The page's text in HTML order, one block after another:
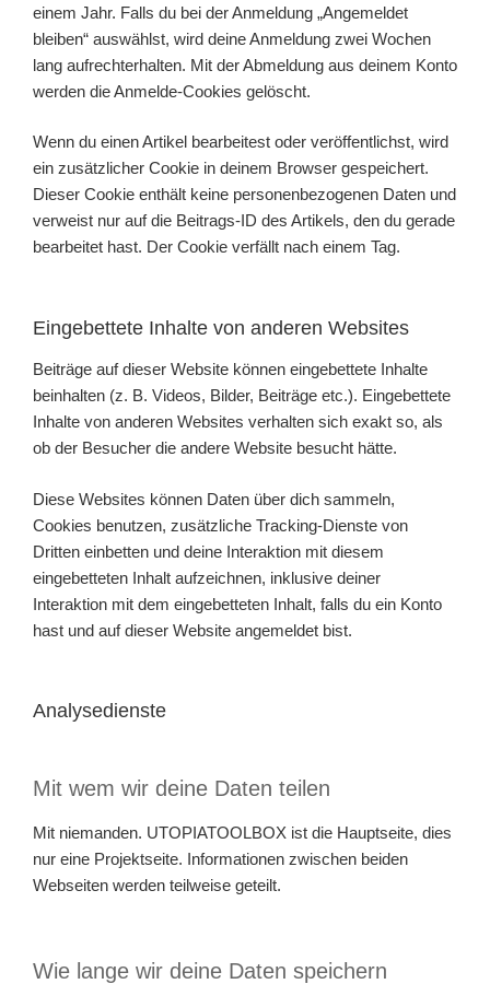
einem Jahr. Falls du bei der Anmeldung „Angemeldet
bleiben“ auswählst, wird deine Anmeldung zwei Wochen
lang aufrechterhalten. Mit der Abmeldung aus deinem Konto
werden die Anmelde-Cookies gelöscht.
Wenn du einen Artikel bearbeitest oder veröffentlichst, wird
ein zusätzlicher Cookie in deinem Browser gespeichert.
Dieser Cookie enthält keine personenbezogenen Daten und
verweist nur auf die Beitrags-ID des Artikels, den du gerade
bearbeitet hast. Der Cookie verfällt nach einem Tag.
Eingebettete Inhalte von anderen Websites
Beiträge auf dieser Website können eingebettete Inhalte
beinhalten (z. B. Videos, Bilder, Beiträge etc.). Eingebettete
Inhalte von anderen Websites verhalten sich exakt so, als
ob der Besucher die andere Website besucht hätte.
Diese Websites können Daten über dich sammeln,
Cookies benutzen, zusätzliche Tracking-Dienste von
Dritten einbetten und deine Interaktion mit diesem
eingebetteten Inhalt aufzeichnen, inklusive deiner
Interaktion mit dem eingebetteten Inhalt, falls du ein Konto
hast und auf dieser Website angemeldet bist.
Analysedienste
Mit wem wir deine Daten teilen
Mit niemanden. UTOPIATOOLBOX ist die Hauptseite, dies
nur eine Projektseite. Informationen zwischen beiden
Webseiten werden teilweise geteilt.
Wie lange wir deine Daten speichern